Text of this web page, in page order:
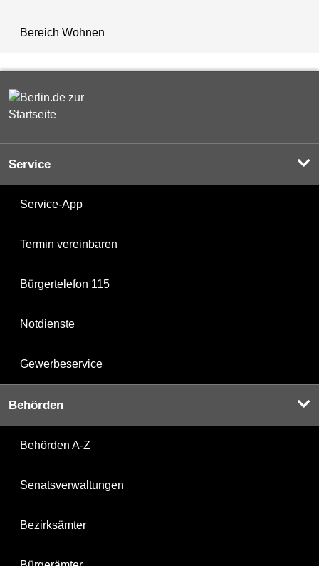
Bereich Wohnen
Service
Service-App
Termin vereinbaren
Bürgertelefon 115
Notdienste
Gewerbeservice
Behörden
Behörden A-Z
Senatsverwaltungen
Bezirksämter